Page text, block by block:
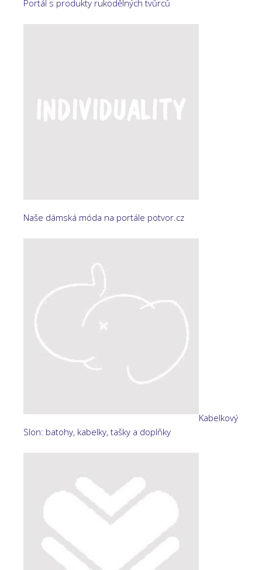
Portál s produkty rukodělných tvůrců
Naše dámská móda na portále potvor.cz
Kabelkový
Slon: batohy, kabelky, tašky a doplňky